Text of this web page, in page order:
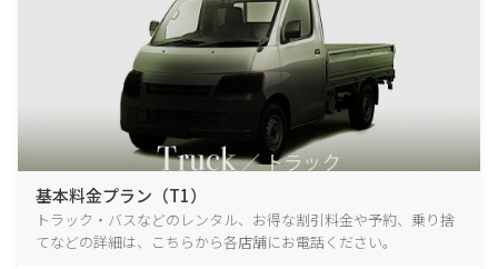
基本料金プラン（T1）
トラック・バスなどのレンタル、お得な割引料金や予約、乗り捨
てなどの詳細は、こちらから各店舗にお電話ください。